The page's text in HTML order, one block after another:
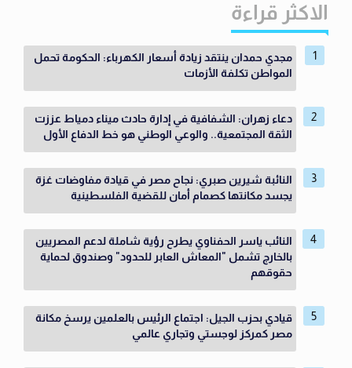
الاكثر قراءة
مجدي حمدان ينتقد زيادة أسعار الكهرباء: الحكومة تحمل
المواطن تكلفة الأزمات
دعاء زهران: الشفافية في إدارة حادث ميناء دمياط عززت
الثقة المجتمعية.. والوعي الوطني هو خط الدفاع الأول
النائبة شيرين صبري: نجاح مصر في قيادة مفاوضات غزة
يجسد مكانتها كصمام أمان للقضية الفلسطينية
النائب ياسر الحفناوي يطرح رؤية شاملة لدعم المصريين
بالخارج تشمل "المعاش العابر للحدود" وصندوق لحماية
حقوقهم
قيادي بحزب الجيل: اجتماع الرئيس بالعلمين يرسخ مكانة
مصر كمركز لوجستي وتجاري عالمي